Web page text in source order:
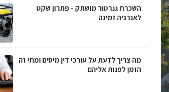
השכרת גנרטור מושתק - פתרון שקט
לאנרגיה זמינה
מה צריך לדעת על עורכי דין מיסים ומתי זה
הזמן לפנות אליהם